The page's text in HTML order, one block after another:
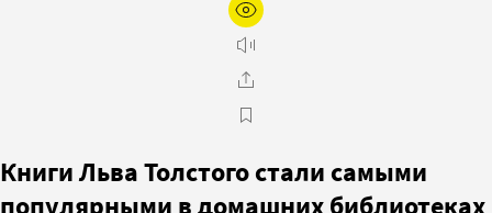
Книги Льва Толстого стали самыми
популярными в домашних библиотеках